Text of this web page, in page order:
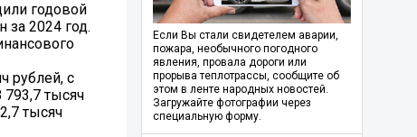
годовой
за 2024 год.
рублей, с
тысяч
тысяч
Если Вы стали свидетелем аварии,
пожара, необычного погодного
явления, провала дороги или
прорыва теплотрассы, сообщите об
этом в ленте народных новостей.
Загружайте фотографии через
специальную форму.